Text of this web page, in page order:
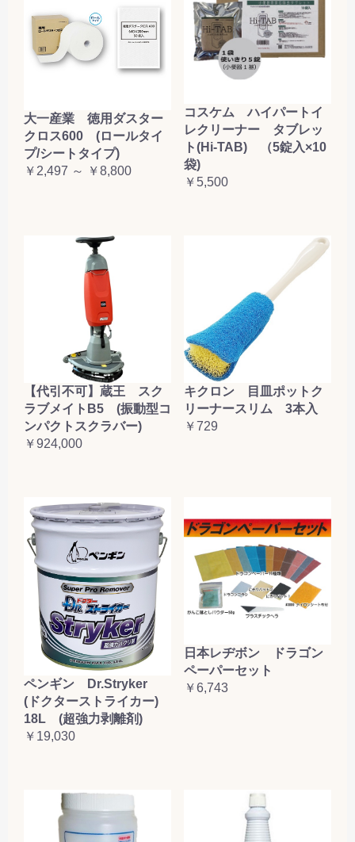
大一産業 徳用ダスター
クロス600 (ロールタイ
プ/シートタイプ)
￥2,497 ～ ￥8,800
コスケム ハイパートイ
レクリーナー タブレッ
ト(Hi-TAB) （5錠入×10
袋)
￥5,500
【代引不可】蔵王 スク
ラブメイトB5 (振動型コ
ンパクトスクラバー)
￥924,000
キクロン 目皿ポットク
リーナースリム 3本入
￥729
ペンギン Dr.Stryker
(ドクターストライカー)
18L (超強力剥離剤)
￥19,030
日本レヂボン ドラゴン
ペーパーセット
￥6,743